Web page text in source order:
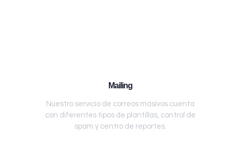
Mailing
Nuestro servicio de correos masivos cuenta
con diferentes tipos de plantillas, control de
spam y centro de reportes.